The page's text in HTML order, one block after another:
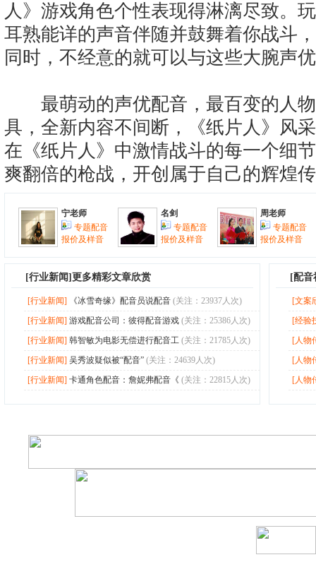
人》游戏角色个性表现得淋漓尽致。
耳熟能详的声音伴随并鼓舞着你战斗
同时，不经意的就可以与这些大腕声
最萌动的声优配音，最百变的人物
具，全新内容不间断，《纸片人》风
在《纸片人》中激情战斗的每一个细
爽翻倍的枪战，开创属于自己的辉煌
宁老师
专题配音
报价及样音
名剑
专题配音
报价及样音
周老师
专题配音
报价及样音
[行业新闻]更多精彩文章欣赏
[行业新闻] 《冰雪奇缘》配音员说配音 (关注：23937人次)
[行业新闻] 游戏配音公司：彼得配音游戏 (关注：25386人次)
[行业新闻] 韩智敏为电影无偿进行配音工 (关注：21785人次)
[行业新闻] 吴秀波疑似被“配音” (关注：24639人次)
[行业新闻] 卡通角色配音：詹妮弗配音《 (关注：22815人次)
[配音
[文案
[经验
[人物
[人物
[人物